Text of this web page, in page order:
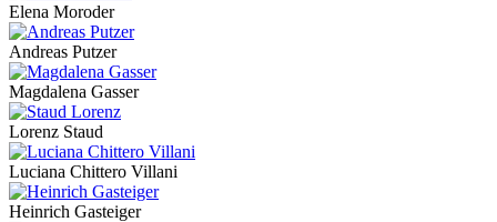
Elena Moroder
Andreas Putzer
Magdalena Gasser
Lorenz Staud
Luciana Chittero Villani
Heinrich Gasteiger